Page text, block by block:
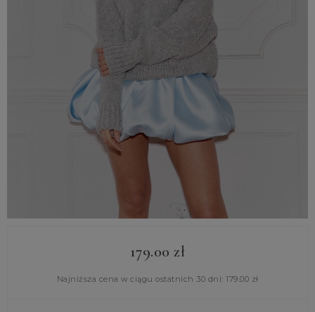
179.00 zł
Najniższa cena w ciągu ostatnich 30 dni: 179.00 zł